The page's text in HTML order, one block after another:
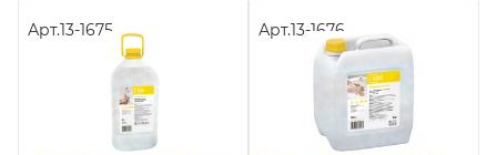
Арт.13-1675 Арт.13-1676